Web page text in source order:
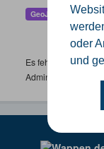
oder
und
GeoJSON SHP
Es fehlen
Administrator unter: